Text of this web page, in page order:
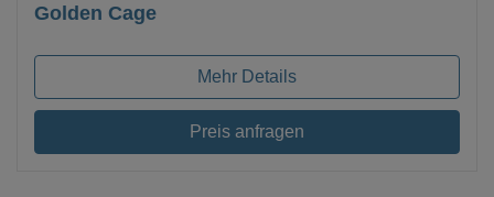
Golden Cage
Mehr Details
Preis anfragen